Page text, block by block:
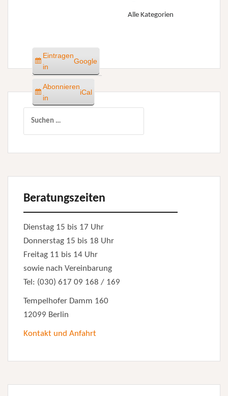
Alle Kategorien
Eintragen
in
Google
Abonnieren
in
iCal
Beratungszeiten
Dienstag 15 bis 17 Uhr
Donnerstag 15 bis 18 Uhr
Freitag 11 bis 14 Uhr
sowie nach Vereinbarung
Tel: (030) 617 09 168 / 169
Tempelhofer Damm 160
12099 Berlin
Kontakt und Anfahrt